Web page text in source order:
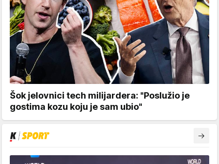
Šok jelovnici tech milijardera: "Poslužio je
gostima kozu koju je sam ubio"